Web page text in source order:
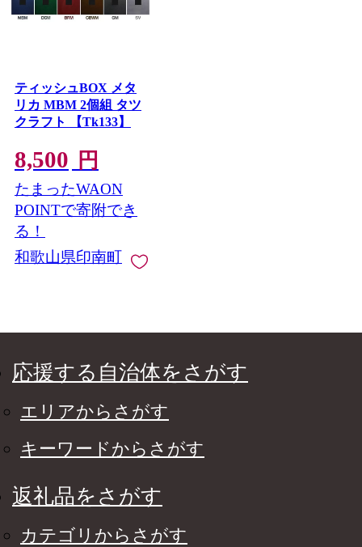
ティッシュBOX メタ
リカ MBM 2個組 タツ
クラフト 【Tk133】
8,500 円
たまったWAON
POINTで寄附でき
る！
和歌山県印南町
応援する自治体をさがす
エリアからさがす
キーワードからさがす
返礼品をさがす
カテゴリからさがす